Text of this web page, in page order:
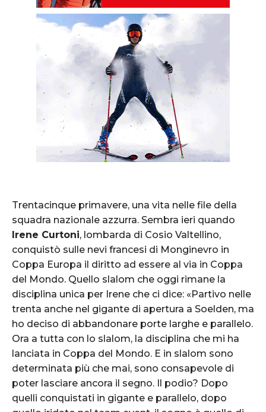
Trentacinque primavere, una vita nelle file della
squadra nazionale azzurra. Sembra ieri quando
Irene Curtoni, lombarda di Cosio Valtellino,
conquistò sulle nevi francesi di Monginevro in
Coppa Europa il diritto ad essere al via in Coppa
del Mondo. Quello slalom che oggi rimane la
disciplina unica per Irene che ci dice: «Partivo nelle
trenta anche nel gigante di apertura a Soelden, ma
ho deciso di abbandonare porte larghe e parallelo.
Ora a tutta con lo slalom, la disciplina che mi ha
lanciata in Coppa del Mondo. E in slalom sono
determinata più che mai, sono consapevole di
poter lasciare ancora il segno. Il podio? Dopo
quelli conquistati in gigante e parallelo, dopo